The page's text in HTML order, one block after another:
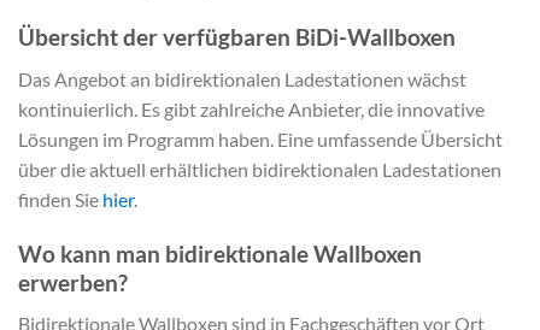
Übersicht der verfügbaren BiDi-Wallboxen
Das Angebot an bidirektionalen Ladestationen wächst
kontinuierlich. Es gibt zahlreiche Anbieter, die innovative
Lösungen im Programm haben. Eine umfassende Übersicht
über die aktuell erhältlichen bidirektionalen Ladestationen
finden Sie hier.
Wo kann man bidirektionale Wallboxen
erwerben?
Bidirektionale Wallboxen sind in Fachgeschäften vor Ort